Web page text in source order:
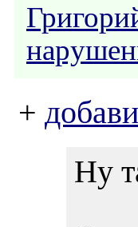
+
Ну